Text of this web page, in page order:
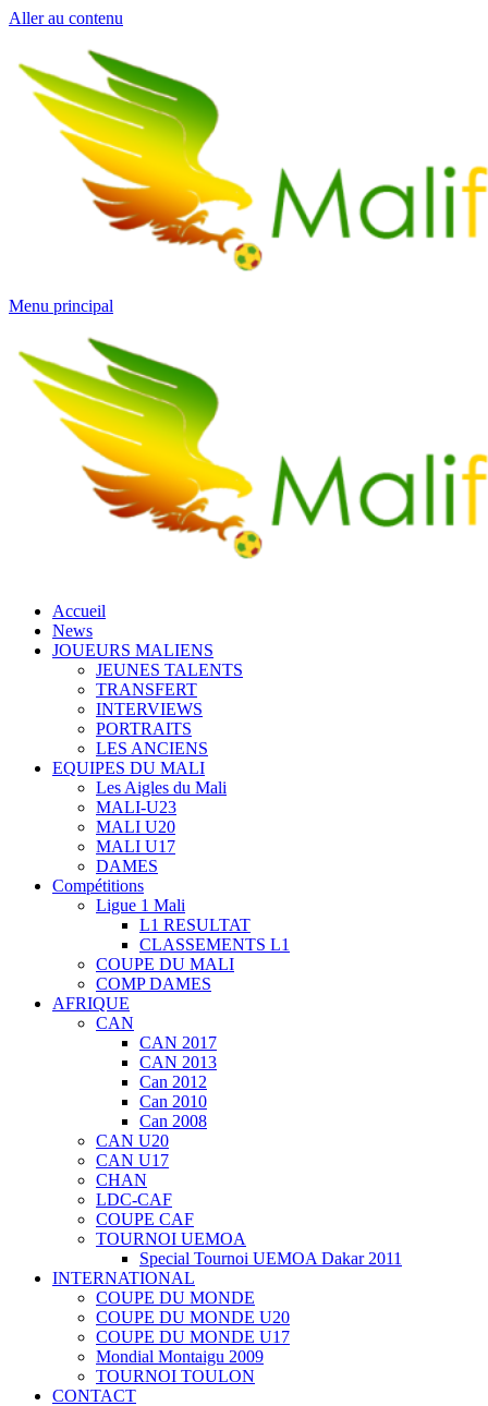
Aller au contenu
Menu principal
Accueil
News
JOUEURS MALIENS
JEUNES TALENTS
TRANSFERT
INTERVIEWS
PORTRAITS
LES ANCIENS
EQUIPES DU MALI
Les Aigles du Mali
MALI-U23
MALI U20
MALI U17
DAMES
Compétitions
Ligue 1 Mali
L1 RESULTAT
CLASSEMENTS L1
COUPE DU MALI
COMP DAMES
AFRIQUE
CAN
CAN 2017
CAN 2013
Can 2012
Can 2010
Can 2008
CAN U20
CAN U17
CHAN
LDC-CAF
COUPE CAF
TOURNOI UEMOA
Special Tournoi UEMOA Dakar 2011
INTERNATIONAL
COUPE DU MONDE
COUPE DU MONDE U20
COUPE DU MONDE U17
Mondial Montaigu 2009
TOURNOI TOULON
CONTACT